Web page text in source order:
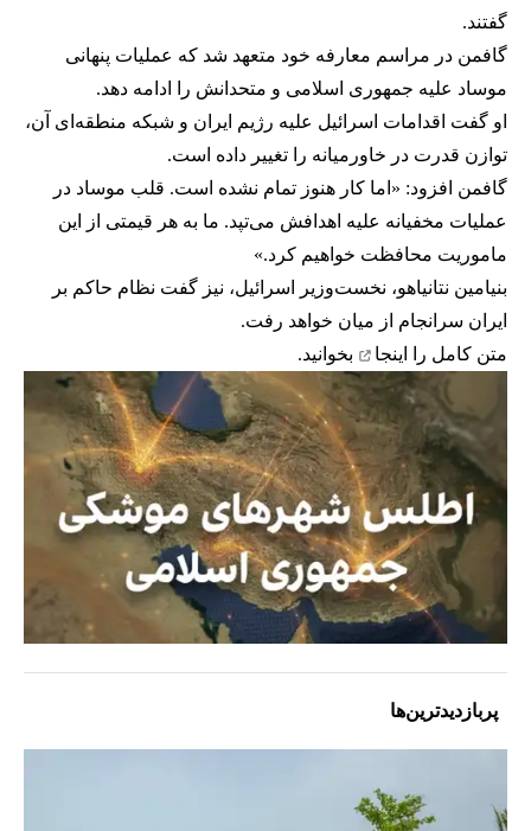
گفتند.
گافمن در مراسم معارفه خود متعهد شد که عملیات پنهانی
موساد علیه جمهوری اسلامی و متحدانش را ادامه دهد.
او گفت اقدامات اسرائیل علیه رژیم ایران و شبکه منطقه‌ای آن،
توازن قدرت در خاورمیانه را تغییر داده است.
گافمن افزود: «اما کار هنوز تمام نشده است. قلب موساد در
عملیات مخفیانه علیه اهدافش می‌تپد. ما به هر قیمتی از این
ماموریت محافظت خواهیم کرد.»
بنیامین نتانیاهو، نخست‌وزیر اسرائیل، نیز گفت نظام حاکم بر
ایران سرانجام از میان خواهد رفت.
متن کامل را
اینجا بخوانید.
پربازدیدترین‌ها